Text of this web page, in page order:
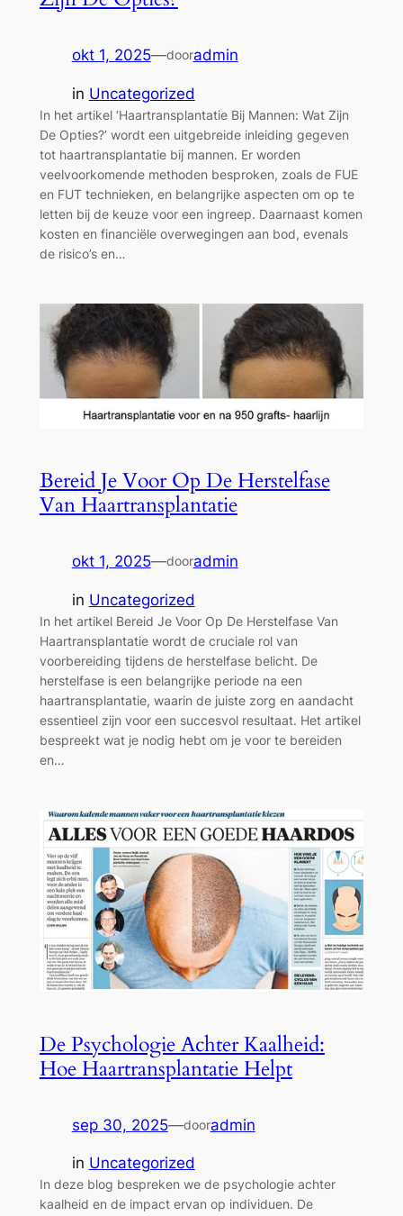
okt 1, 2025—dooradmin
in Uncategorized
In het artikel ‘Haartransplantatie Bij Mannen: Wat Zijn
De Opties?’ wordt een uitgebreide inleiding gegeven
tot haartransplantatie bij mannen. Er worden
veelvoorkomende methoden besproken, zoals de FUE
en FUT technieken, en belangrijke aspecten om op te
letten bij de keuze voor een ingreep. Daarnaast komen
kosten en financiële overwegingen aan bod, evenals
de risico’s en…
Bereid Je Voor Op De Herstelfase
Van Haartransplantatie
okt 1, 2025—dooradmin
in Uncategorized
In het artikel Bereid Je Voor Op De Herstelfase Van
Haartransplantatie wordt de cruciale rol van
voorbereiding tijdens de herstelfase belicht. De
herstelfase is een belangrijke periode na een
haartransplantatie, waarin de juiste zorg en aandacht
essentieel zijn voor een succesvol resultaat. Het artikel
bespreekt wat je nodig hebt om je voor te bereiden
en…
De Psychologie Achter Kaalheid:
Hoe Haartransplantatie Helpt
sep 30, 2025—dooradmin
in Uncategorized
In deze blog bespreken we de psychologie achter
kaalheid en de impact ervan op individuen. De